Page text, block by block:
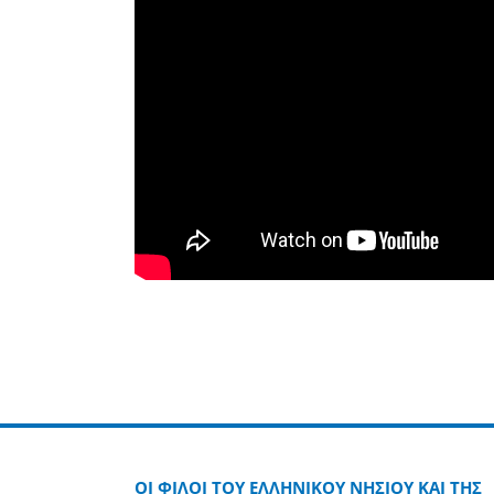
ΟΙ ΦΙΛΟΙ ΤΟΥ ΕΛΛΗΝΙΚΟΥ ΝΗΣΙΟΥ ΚΑΙ ΤΗΣ